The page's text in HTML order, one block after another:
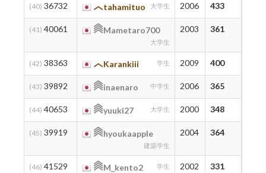
(40) 36732 tahamituo 大学生 2006 433
(41) 40061 Mametaro700
大学生
2003 361
(42) 38363 Karankiii 学生 2009 400
(43) 39892 inaenaro 中学生 2006 365
(44) 40653 yuuki27 大学生 2000 348
(45) 39919 hyoukaapple
建築学生
2004 364
(46) 41529 M_kento2 学生 2002 331